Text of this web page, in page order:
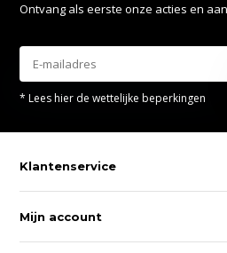
Ontvang als eerste onze acties en
* Lees hier de wettelijke beperkingen
Klantenservice
Mijn account